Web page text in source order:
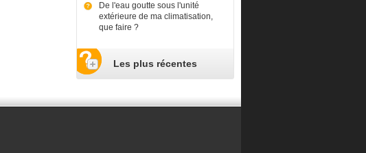
De l'eau goutte sous l'unité
extérieure de ma climatisation,
que faire ?
Les plus récentes